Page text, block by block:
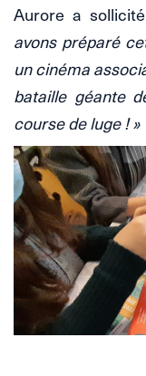
Aurore a
avons préparé
un cinéma
bataille géante
course de luge ! »